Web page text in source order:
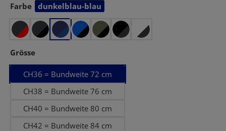
Farbe
auswählendunkelblau-blau
Grösse
CH36 = Bundweite 72 cm
CH38 = Bundweite 76 cm
CH40 = Bundweite 80 cm
CH42 = Bundweite 84 cm